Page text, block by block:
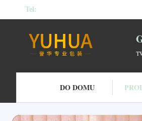
Tel:
DO DOMU